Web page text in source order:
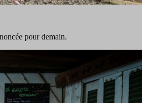
pour demain.